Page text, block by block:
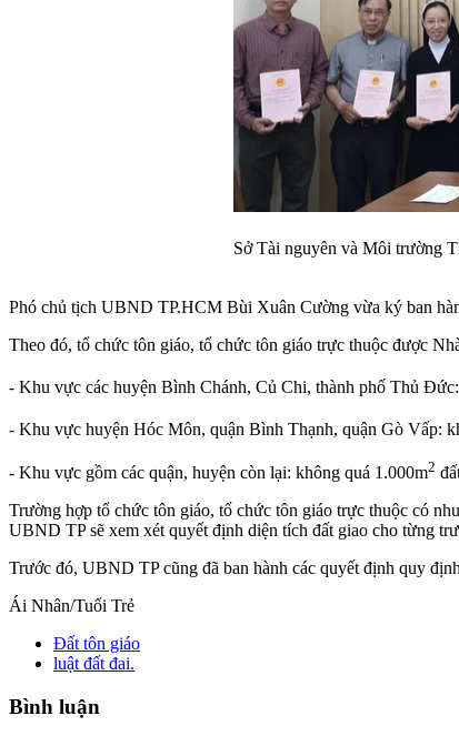
Sở Tài nguyên và Môi trường
Phó chủ tịch UBND TP.HCM Bùi Xuân Cường vừa ký ban
Theo đó, tổ chức tôn giáo, tổ chức tôn giáo trực thuộc được
- Khu vực các huyện Bình Chánh, Củ Chi, thành phố Thủ
- Khu vực huyện Hóc Môn, quận Bình Thạnh, quận Gò Vấp:
- Khu vực gồm các quận, huyện còn lại: không quá 1.000m2
Trường hợp tổ chức tôn giáo, tổ chức tôn giáo trực thuộc có
UBND TP sẽ xem xét quyết định diện tích đất giao cho từng
Trước đó, UBND TP cũng đã ban hành các quyết định quy
Ái Nhân/Tuổi Trẻ
Đất tôn giáo
luật đất đai.
Bình luận